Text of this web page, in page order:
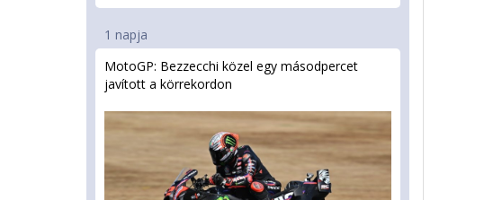
1 napja
MotoGP: Bezzecchi közel egy másodpercet
javított a körrekordon